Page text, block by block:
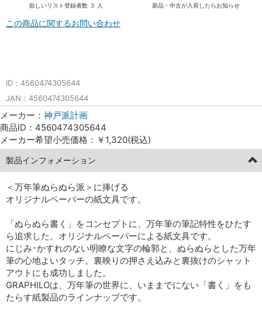
欲しいリスト登録者数 3 人 新品・中古が入荷したらお知らせ
この商品に関するお問い合わせ
ID：4560474305644
JAN：4560474305644
メーカー： 神戸派計画
商品ID：4560474305644
メーカー希望小売価格：￥1,320(税込)
製品インフォメーション
＜万年筆ぬらぬら派＞に捧げる
オリジナルペーパーの紙文具です。
「ぬらぬら書く」をコンセプトに、万年筆の筆記特性をひたす
ら追求した、オリジナルペーパーによる紙文具です。
にじみ･かすれのない明瞭な文字の輪郭と、ぬらぬらとした万年
筆の心地よいタッチ。裏映りの押さえ込みと裏抜けのシャット
アウトにも成功しました。
GRAPHILOは、万年筆の世界に、いままでにない「書く」をも
たらす紙製品のラインナップです。